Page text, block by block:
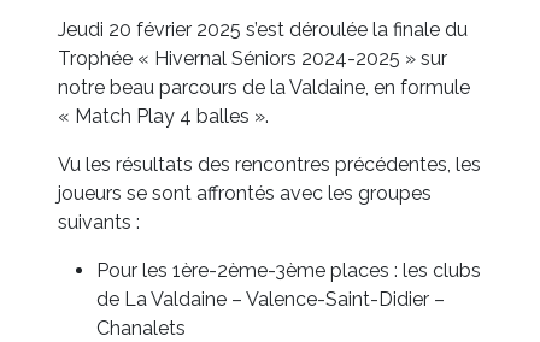
Jeudi 20 février 2025 s’est déroulée la finale du
Trophée « Hivernal Séniors 2024-2025 » sur
notre beau parcours de la Valdaine, en formule
« Match Play 4 balles ».
Vu les résultats des rencontres précédentes, les
joueurs se sont affrontés avec les groupes
suivants :
Pour les 1ère-2ème-3ème places : les clubs
de La Valdaine – Valence-Saint-Didier –
Chanalets